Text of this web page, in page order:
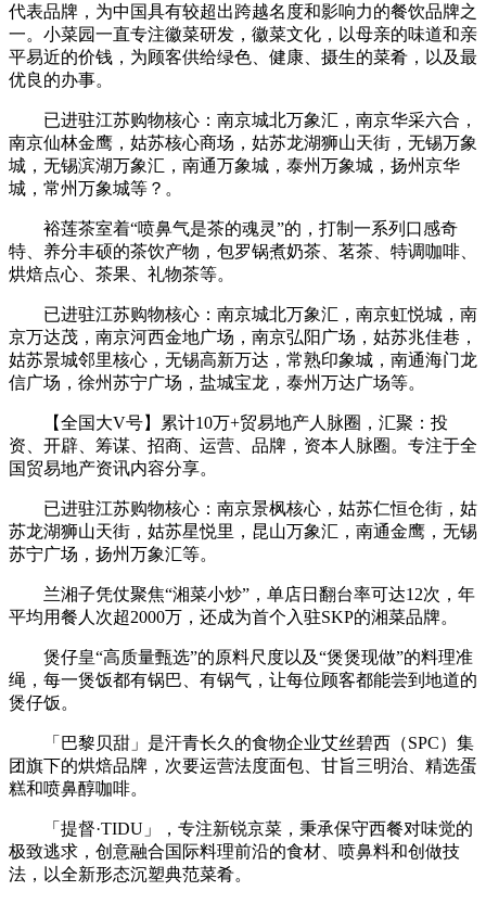
代表品牌，为中国具有较超出跨越名度和影响力的餐饮品牌之
一。小菜园一直专注徽菜研发，徽菜文化，以母亲的味道和亲
平易近的价钱，为顾客供给绿色、健康、摄生的菜肴，以及最
优良的办事。
已进驻江苏购物核心：南京城北万象汇，南京华采六合，
南京仙林金鹰，姑苏核心商场，姑苏龙湖狮山天街，无锡万象
城，无锡滨湖万象汇，南通万象城，泰州万象城，扬州京华
城，常州万象城等？。
裕莲茶室着“喷鼻气是茶的魂灵”的，打制一系列口感奇
特、养分丰硕的茶饮产物，包罗锅煮奶茶、茗茶、特调咖啡、
烘焙点心、茶果、礼物茶等。
已进驻江苏购物核心：南京城北万象汇，南京虹悦城，南
京万达茂，南京河西金地广场，南京弘阳广场，姑苏兆佳巷，
姑苏景城邻里核心，无锡高新万达，常熟印象城，南通海门龙
信广场，徐州苏宁广场，盐城宝龙，泰州万达广场等。
【全国大V号】累计10万+贸易地产人脉圈，汇聚：投
资、开辟、筹谋、招商、运营、品牌，资本人脉圈。专注于全
国贸易地产资讯内容分享。
已进驻江苏购物核心：南京景枫核心，姑苏仁恒仓街，姑
苏龙湖狮山天街，姑苏星悦里，昆山万象汇，南通金鹰，无锡
苏宁广场，扬州万象汇等。
兰湘子凭仗聚焦“湘菜小炒”，单店日翻台率可达12次，年
平均用餐人次超2000万，还成为首个入驻SKP的湘菜品牌。
煲仔皇“高质量甄选”的原料尺度以及“煲煲现做”的料理准
绳，每一煲饭都有锅巴、有锅气，让每位顾客都能尝到地道的
煲仔饭。
「巴黎贝甜」是汗青长久的食物企业艾丝碧西（SPC）集
团旗下的烘焙品牌，次要运营法度面包、甘旨三明治、精选蛋
糕和喷鼻醇咖啡。
「提督·TIDU」，专注新锐京菜，秉承保守西餐对味觉的
极致逃求，创意融合国际料理前沿的食材、喷鼻料和创做技
法，以全新形态沉塑典范菜肴。